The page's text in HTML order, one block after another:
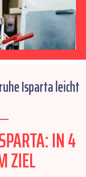
Isparta leicht
IN 4
ZIEL